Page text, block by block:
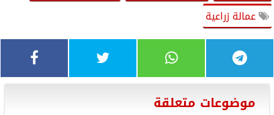
عمالة زراعية
موضوعات متعلقة